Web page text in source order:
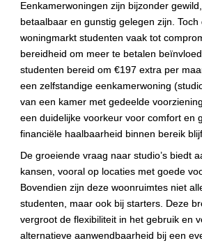
Eenkamerwoningen zijn bijzonder
betaalbaar en gunstig gelegen zijn.
woningmarkt studenten vaak tot
bereidheid om meer te betalen
studenten bereid om €197 extra per
een zelfstandige eenkamerwoning
van een kamer met gedeelde
een duidelijke voorkeur voor comfort en
financiële haalbaarheid binnen bereik
De groeiende vraag naar studio’s biedt
kansen, vooral op locaties met goede
Bovendien zijn deze woonruimtes niet
studenten, maar ook bij starters. Deze
vergroot de flexibiliteit in het gebruik en
alternatieve aanwendbaarheid bij een